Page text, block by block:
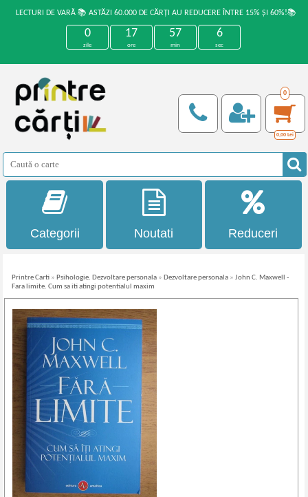
LECTURI DE VARĂ 📚 ASTĂZI 60.000 DE CĂRȚI AU REDUCERE ÎNTRE 15% ȘI 60%!📚
0
zile
17
ore
57
min
6
sec
0
0,00 Lei
Categorii Noutati Reduceri
Printre Carti » Psihologie. Dezvoltare personala » Dezvoltare personala »John C. Maxwell -
Fara limite. Cum sa iti atingi potentialul maxim